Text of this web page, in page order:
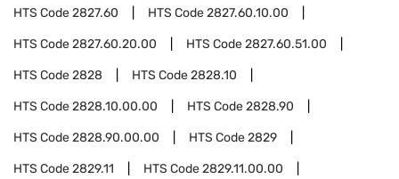
HTS Code2827.60 HTS Code2827.60.10.00
HTS Code2827.60.20.00 HTS Code2827.60.51.00
HTS Code2828 HTS Code2828.10
HTS Code2828.10.00.00 HTS Code2828.90
HTS Code2828.90.00.00 HTS Code2829
HTS Code2829.11 HTS Code2829.11.00.00